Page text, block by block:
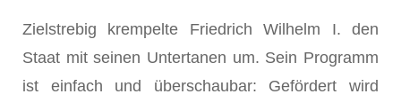
Zielstrebig krempelte Friedrich Wilhelm I. den
Staat mit seinen Untertanen um. Sein Programm
ist einfach und überschaubar: Gefördert wird